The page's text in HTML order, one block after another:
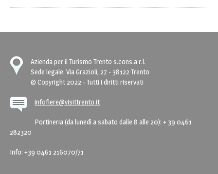
Azienda per il Turismo Trento s.cons.a r.l.
Sede legale: Via Grazioli, 27 - 38122 Trento
© Copyright 2022 - Tutti i diritti riservati
infofiere@visittrento.it
Portineria (da lunedì a sabato dalle 8 alle 20): + 39 0461
282320
Info: +39 0461 216070/71